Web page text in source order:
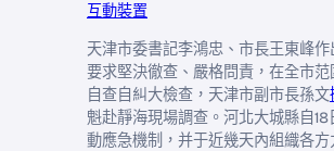
互動裝置
天津市委書記李鴻忠、市長王東峰作
要求堅決徹查、嚴格問責，在全市范
自查自糾大檢查，天津市副市長孫文
魁赴靜海現場調查。河北大城縣自18
動應急機制，并于近幾天內組織各方